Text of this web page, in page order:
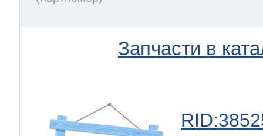
Запчасти в